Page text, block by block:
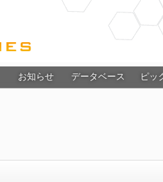
お知らせ データベース ピッ